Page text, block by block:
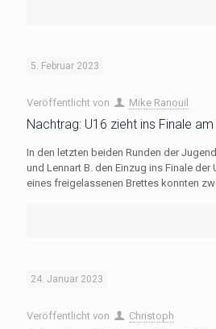
5. Februar 2023
Veröffentlicht von Mike Ranouil
Nachtrag: U16 zieht ins Finale
In den letzten beiden Runden der
und Lennart B. den Einzug ins Finale
eines freigelassenen Brettes konnten
24. Januar 2023
Veröffentlicht von Christoph